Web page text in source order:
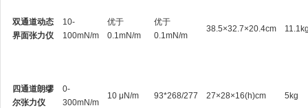
双通道动态
界面张力仪
10-
100mN/m
优于
0.1mN/m
优于
0.1mN/m
38.5×32.7×20.4cm
四通道朗缪
尔张力仪
0-
300mN/m
10 μN/m 93*268/277 27×28×16(h)cm 5kg